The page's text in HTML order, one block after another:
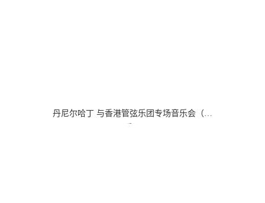
丹尼尔哈丁 与香港管弦乐团专场音乐会（器